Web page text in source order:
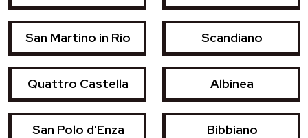
San Martino in Rio Scandiano
Quattro Castella Albinea
San Polo d'Enza Bibbiano